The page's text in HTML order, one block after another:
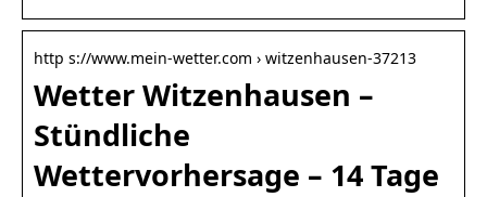
http s://www.mein-wetter.com › witzenhausen-37213
Wetter Witzenhausen –
Stündliche
Wettervorhersage – 14 Tage